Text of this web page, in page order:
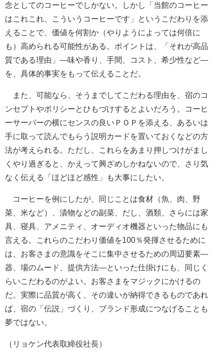
念としてのコーヒーでしかない。しかし「当館のコーヒー
はこれこれ、こういうコーヒーです」というこだわりを添
えることで、価値を何割か（やりようによっては何倍に
も）高められる可能性がある。ポイントは、「それが高品
質である理由」―味や香り、手間、コスト、希少性など―
を、具体的事実をもって伝えることだ。
また、可能なら、そうまでしてこだわる理由を、宿のコ
ンセプトやポリシーとひもづけするとよいだろう。コーヒ
ーサーバーの横にセンスの良いＰＯＰを添える、あるいは
手に取って読んでもらう説明カードを置いておくなどの方
法が考えられる。ただし、これらをあまり押しつけがまし
くやり過ぎると、かえって興ざめしかねないので、さり気
なく伝える「ほどほど感性」も大事にしたい。
コーヒーを例にしたが、同じことは食材（魚、肉、野
菜、米など）、漬物などの副菜、だし、酒類、さらには家
具、寝具、アメニティ、オーディオ機器といった物品にも
言える。これらのこだわり価値を100％発揮させるために
は、お客さまの意識をそこに集中させるための周辺要素―
器、場のムード、提供方法―といった仕掛けにも、同じく
らいこだわるのがよい。お客さまをマジックにかけるの
だ。実際に品質が高く、その違いが納得できるものであれ
ば、宿の「伝説」づくり、ブランド形成につなげることも
夢ではない。
（リョケン代表取締役社長）